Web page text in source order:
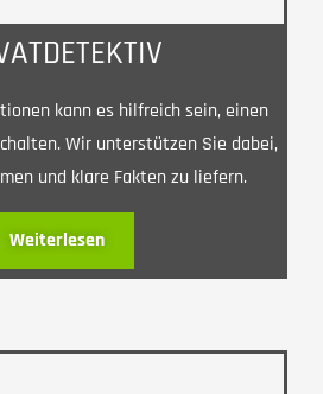
kann es hilfreich sein, einen
Wir unterstützen Sie dabei,
und klare Fakten zu liefern.
Weiterlesen